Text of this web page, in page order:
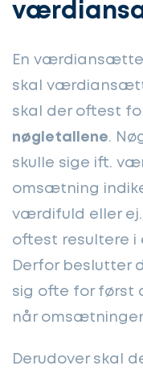
En
skal
skal der oftest
nøgletallene.
skulle sige ift.
omsætning
værdifuld eller
oftest resultere i
Derfor beslutter
sig ofte for først
når
Derudover skal